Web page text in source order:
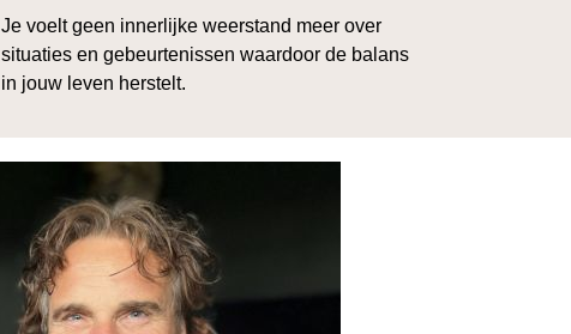
Je voelt geen innerlijke weerstand meer over
situaties en gebeurtenissen waardoor de balans
in jouw leven herstelt.